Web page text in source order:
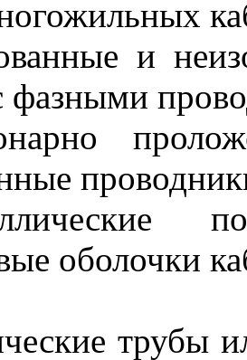
и
фазными
оболочки
трубы